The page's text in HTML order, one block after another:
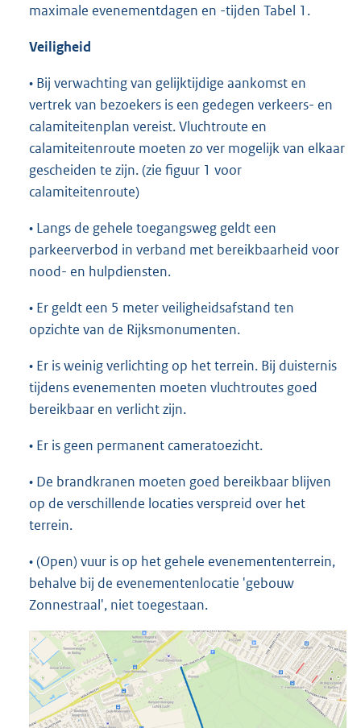
maximale evenementdagen en -tijden Tabel 1.
Veiligheid
• Bij verwachting van gelijktijdige aankomst en
vertrek van bezoekers is een gedegen verkeers- en
calamiteitenplan vereist. Vluchtroute en
calamiteitenroute moeten zo ver mogelijk van elkaar
gescheiden te zijn. (zie figuur 1 voor
calamiteitenroute)
• Langs de gehele toegangsweg geldt een
parkeerverbod in verband met bereikbaarheid voor
nood- en hulpdiensten.
• Er geldt een 5 meter veiligheidsafstand ten
opzichte van de Rijksmonumenten.
• Er is weinig verlichting op het terrein. Bij duisternis
tijdens evenementen moeten vluchtroutes goed
bereikbaar en verlicht zijn.
• Er is geen permanent cameratoezicht.
• De brandkranen moeten goed bereikbaar blijven
op de verschillende locaties verspreid over het
terrein.
• (Open) vuur is op het gehele evenemententerrein,
behalve bij de evenementenlocatie 'gebouw
Zonnestraal', niet toegestaan.